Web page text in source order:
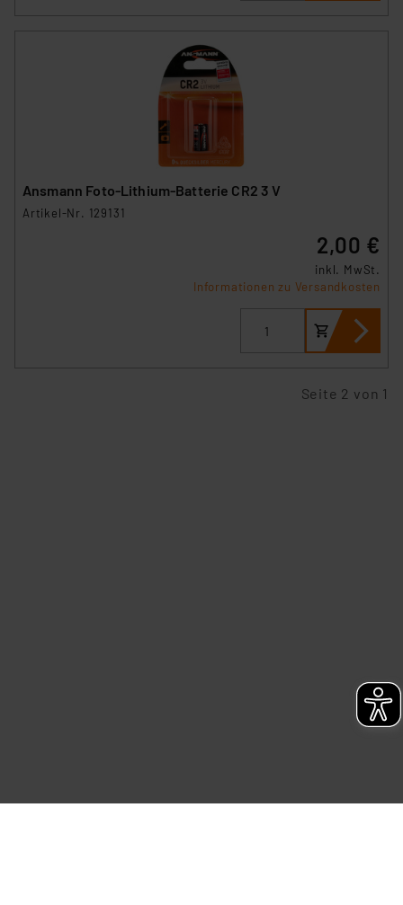
Ansmann Foto-Lithium-Batterie CR2 3 V
Artikel-Nr. 129131
2,00 €
inkl. MwSt.
Informationen zu Versandkosten
Seite 2 von 1